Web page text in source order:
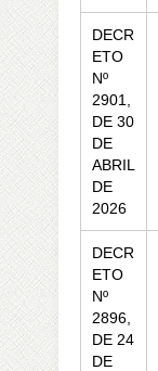
DECR
ETO
Nº
2901,
DE 30
DE
ABRIL
DE
2026
DECR
ETO
Nº
2896,
DE 24
DE